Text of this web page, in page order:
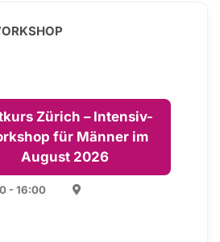
Zürich – Intensiv-
für Männer im
August 2026
- 16:00